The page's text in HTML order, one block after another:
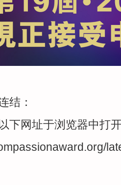
结：
下网址于浏览器中打